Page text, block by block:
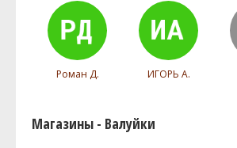
Роман Д. ИГОРЬ А.
Магазины - Валуйки